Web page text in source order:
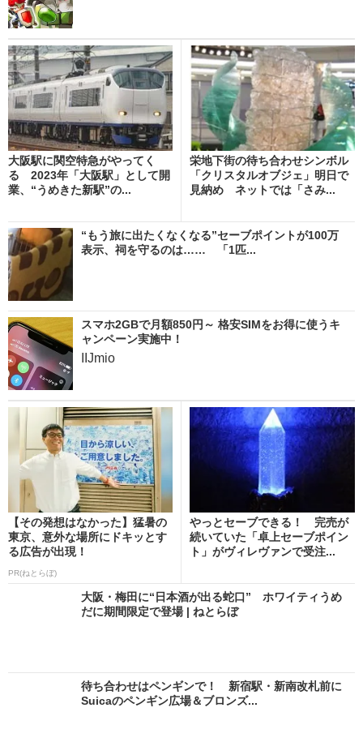
大阪駅に関空特急がやってく
る 2023年「大阪駅」として開
業、“うめきた新駅”の...
栄地下街の待ち合わせシンボル
「クリスタルオブジェ」明日で
見納め ネットでは「さみ...
“もう旅に出たくなくなる”セーブポイントが100万
表示、祠を守るのは…… 「1匹...
スマホ2GBで月額850円～ 格安SIMをお得に使うキ
ャンペーン実施中！
IIJmio
【その発想はなかった】猛暑の
東京、意外な場所にドキッとす
る広告が出現！
PR(ねとらぼ)
やっとセーブできる！ 完売が
続いていた「卓上セーブポイン
ト」がヴィレヴァンで受注...
大阪・梅田に“日本酒が出る蛇口” ホワイティうめ
だに期間限定で登場 | ねとらぼ
待ち合わせはペンギンで！ 新宿駅・新南改札前に
Suicaのペンギン広場＆ブロンズ...